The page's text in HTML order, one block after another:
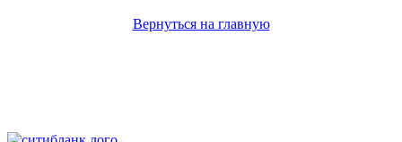
Вернуться на главную